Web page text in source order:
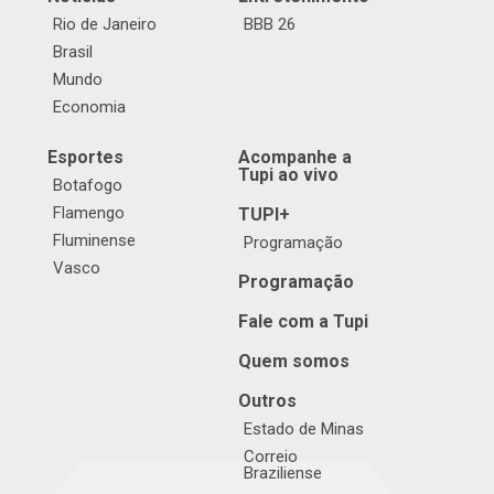
Rio de Janeiro
Brasil
Mundo
Economia
BBB 26
Esportes
Botafogo
Flamengo
Fluminense
Vasco
Acompanhe a
Tupi ao vivo
TUPI+
Programação
Programação
Fale com a Tupi
Quem somos
Outros
Estado de Minas
Correio
Braziliense